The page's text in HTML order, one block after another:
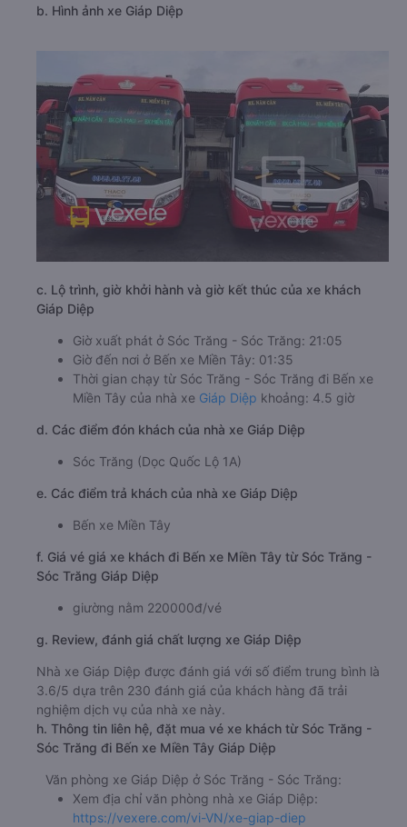
b. Hình ảnh xe Giáp Diệp
c. Lộ trình, giờ khởi hành và giờ kết thúc của xe khách
Giáp Diệp
Giờ xuất phát ở Sóc Trăng - Sóc Trăng: 21:05
Giờ đến nơi ở Bến xe Miền Tây: 01:35
Thời gian chạy từ Sóc Trăng - Sóc Trăng đi Bến xe
Miền Tây của nhà xe Giáp Diệp khoảng: 4.5 giờ
d. Các điểm đón khách của nhà xe Giáp Diệp
Sóc Trăng (Dọc Quốc Lộ 1A)
e. Các điểm trả khách của nhà xe Giáp Diệp
Bến xe Miền Tây
f. Giá vé giá xe khách đi Bến xe Miền Tây từ Sóc Trăng -
Sóc Trăng Giáp Diệp
giường nằm 220000đ/vé
g. Review, đánh giá chất lượng xe Giáp Diệp
Nhà xe Giáp Diệp được đánh giá với số điểm trung bình là
3.6/5 dựa trên 230 đánh giá của khách hàng đã trải
nghiệm dịch vụ của nhà xe này.
h. Thông tin liên hệ, đặt mua vé xe khách từ Sóc Trăng -
Sóc Trăng đi Bến xe Miền Tây Giáp Diệp
Văn phòng xe Giáp Diệp ở Sóc Trăng - Sóc Trăng:
Xem địa chỉ văn phòng nhà xe Giáp Diệp:
https://vexere.com/vi-VN/xe-giap-diep